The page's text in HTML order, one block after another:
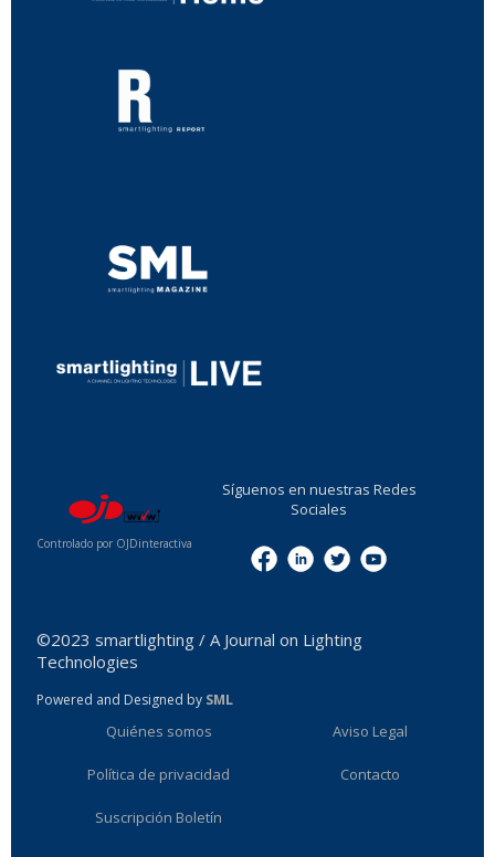
Controlado por OJDinteractiva
Síguenos en nuestras Redes
Sociales
©2023 smartlighting / A Journal on Lighting
Technologies
Powered and Designed by SML
Quiénes somos Aviso Legal
Política de privacidad Contacto
Suscripción Boletín